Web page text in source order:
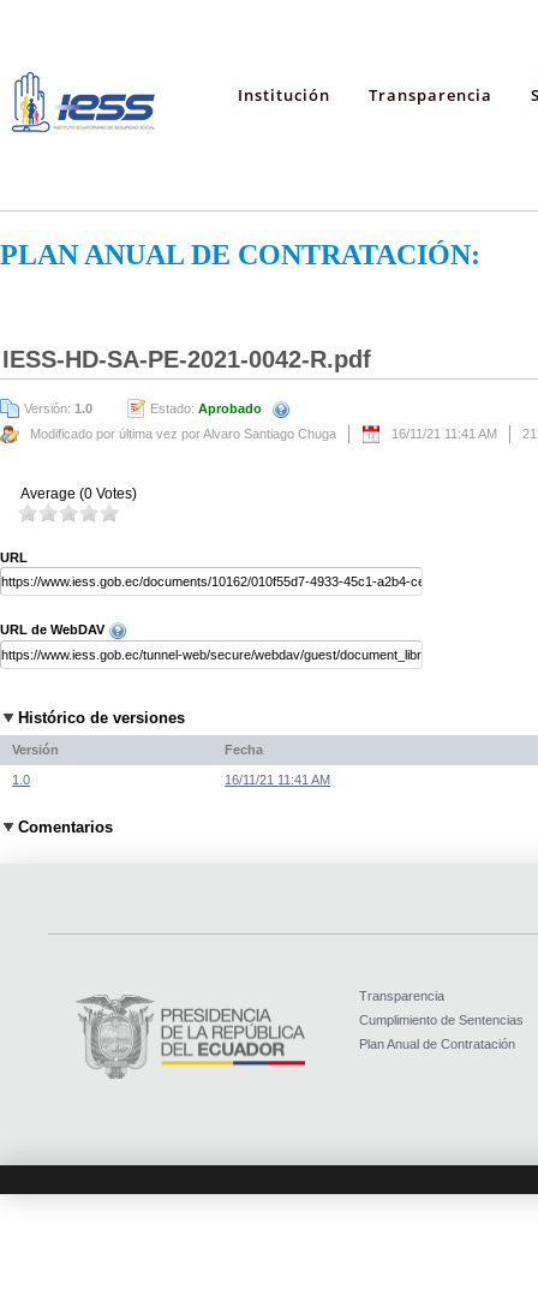
Institución Transparencia
PLAN ANUAL DE CONTRATACIÓN:
IESS-HD-SA-PE-2021-0042-R.pdf
Versión: 1.0 Estado: Aprobado
Modificado por última vez por Alvaro Santiago Chuga
16/11/21 11:41 AM
Average (0 Votes)
URL
URL de WebDAV
Histórico de versiones
Versión Fecha
1.0 16/11/21 11:41 AM
Comentarios
Transparencia
Cumplimiento de Sentencias
Plan Anual de Contratación